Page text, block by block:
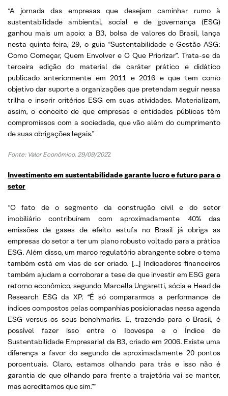
“A jornada das empresas que desejam caminhar rumo à
sustentabilidade ambiental, social e de governança (ESG)
ganhou mais um apoio: a B3, bolsa de valores do Brasil, lança
nesta quinta-feira, 29, o guia “Sustentabilidade e Gestão ASG:
Como Começar, Quem Envolver e O Que Priorizar”. Trata-se da
terceira edição do material de caráter prático e didático
publicado anteriormente em 2011 e 2016 e que tem como
objetivo dar suporte a organizações que pretendam seguir nessa
trilha e inserir critérios ESG em suas atividades. Materializam,
assim, o conceito de que empresas e entidades públicas têm
compromissos com a sociedade, que vão além do cumprimento
de suas obrigações legais.”
Fonte: Valor Econômico, 29/09/2022
Investimento em sustentabilidade garante lucro e futuro para o
setor
“O fato de o segmento da construção civil e do setor
imobiliário contribuírem com aproximadamente 40% das
emissões de gases de efeito estufa no Brasil já obriga as
empresas do setor a ter um plano robusto voltado para a prática
ESG. Além disso, um marco regulatório abrangente sobre o tema
também está em vias de ser criado. […] Indicadores financeiros
também ajudam a corroborar a tese de que investir em ESG gera
retorno econômico, segundo Marcella Ungaretti, sócia e Head de
Research ESG da XP. “É só compararmos a performance de
índices compostos pelas companhias posicionadas nessa agenda
ESG versus os seus benchmarks. E, trazendo para o Brasil, é
possível fazer isso entre o Ibovespa e o Índice de
Sustentabilidade Empresarial da B3, criado em 2006. Existe uma
diferença a favor do segundo de aproximadamente 20 pontos
porcentuais. Claro, estamos olhando para trás e isso não é
garantia de que olhando para frente a trajetória vai se manter,
mas acreditamos que sim.””